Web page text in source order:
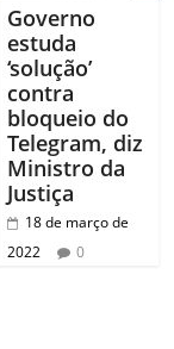
Governo
estuda
‘solução’
contra
bloqueio do
Telegram, diz
Ministro da
Justiça
18 de março de
2022
0